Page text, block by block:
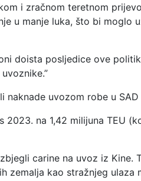
i zračnom teretnom
u manje luka, što bi moglo
doista posljedice ove
uvozom robe u SAD
na 1,42 milijuna TEU
carine na uvoz iz Kine.
zemalja kao stražnjeg ulaza